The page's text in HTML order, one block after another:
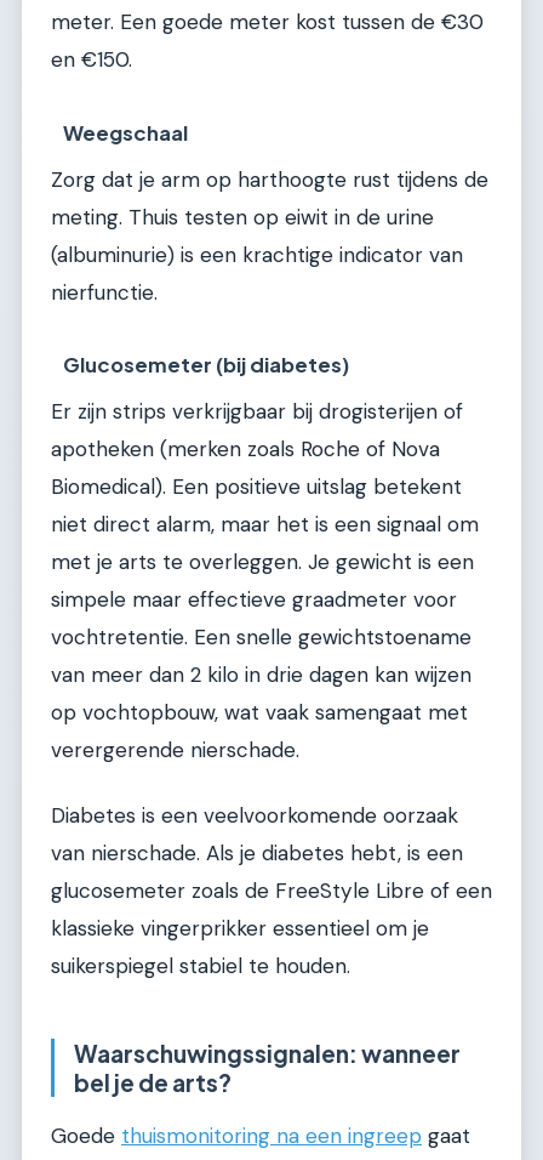
meter. Een goede meter kost tussen de €30
en €150.
Weegschaal
Zorg dat je arm op harthoogte rust tijdens de
meting. Thuis testen op eiwit in de urine
(albuminurie) is een krachtige indicator van
nierfunctie.
Glucosemeter (bij diabetes)
Er zijn strips verkrijgbaar bij drogisterijen of
apotheken (merken zoals Roche of Nova
Biomedical). Een positieve uitslag betekent
niet direct alarm, maar het is een signaal om
met je arts te overleggen. Je gewicht is een
simpele maar effectieve graadmeter voor
vochtretentie. Een snelle gewichtstoename
van meer dan 2 kilo in drie dagen kan wijzen
op vochtopbouw, wat vaak samengaat met
verergerende nierschade.
Diabetes is een veelvoorkomende oorzaak
van nierschade. Als je diabetes hebt, is een
glucosemeter zoals de FreeStyle Libre of een
klassieke vingerprikker essentieel om je
suikerspiegel stabiel te houden.
Waarschuwingssignalen: wanneer
bel je de arts?
Goede thuismonitoring na een ingreep gaat